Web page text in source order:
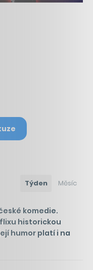
Týden Měsíc
komedie.
historickou
humor platí i na